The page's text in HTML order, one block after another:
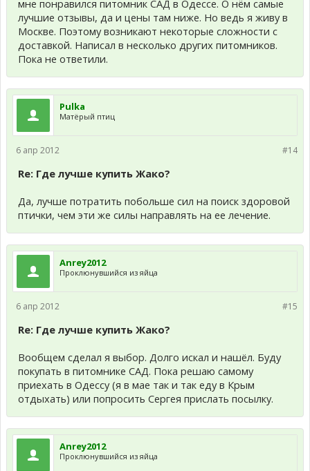
мне понравился питомник САД в Одессе. О нём самые
лучшие отзывы, да и цены там ниже. Но ведь я живу в
Москве. Поэтому возникают некоторые сложности с
доставкой. Написал в несколько других питомников.
Пока не ответили.
Pulka
Матёрый птиц
#14
6 апр 2012
Re: Где лучше купить Жако?
Да, лучше потратить побольше сил на поиск здоровой
птички, чем эти же силы направлять на ее лечение.
Anrey2012
Проклюнувшийся из яйца
#15
6 апр 2012
Re: Где лучше купить Жако?
Вообщем сделал я выбор. Долго искал и нашёл. Буду
покупать в питомнике САД. Пока решаю самому
приехать в Одессу (я в мае так и так еду в Крым
отдыхать) или попросить Сергея прислать посылку.
Anrey2012
Проклюнувшийся из яйца